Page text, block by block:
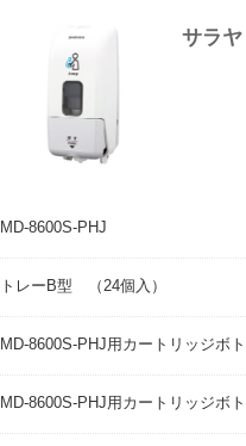
サラ
MD-8600S-PHJ
トレーB型 （24個入）
MD-8600S-PHJ用カートリッジボ
MD-8600S-PHJ用カートリッジボ